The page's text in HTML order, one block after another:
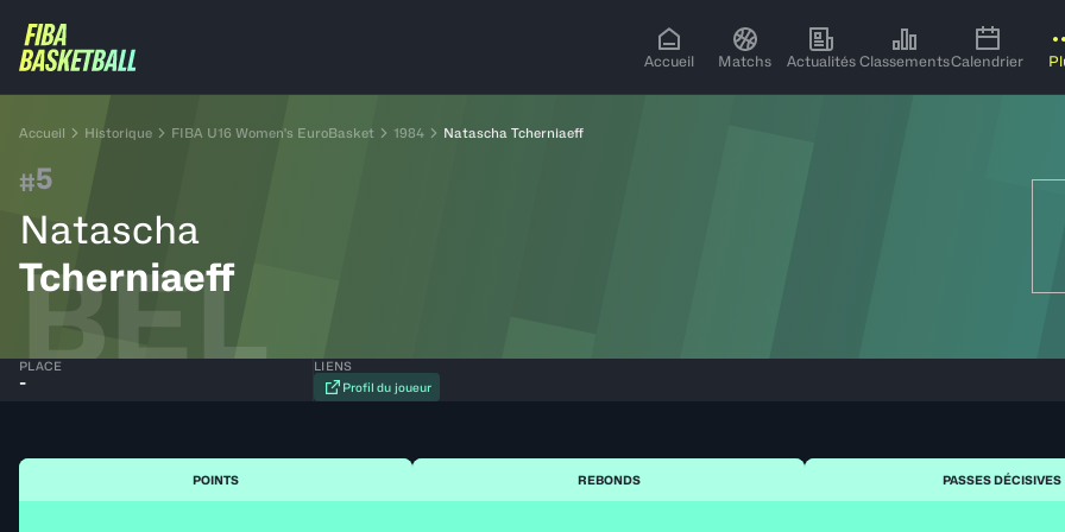
Accueil Matchs Actualités ClassementsCalendrier
Accueil Historique FIBA U16 Women's EuroBasket 1984 Natascha Tcherniaeff
#5
Natascha
Tcherniaeff
BEL
PLACE
-
LIENS
Profil du joueur
POINTS REBONDS PASSES DÉCISIVES